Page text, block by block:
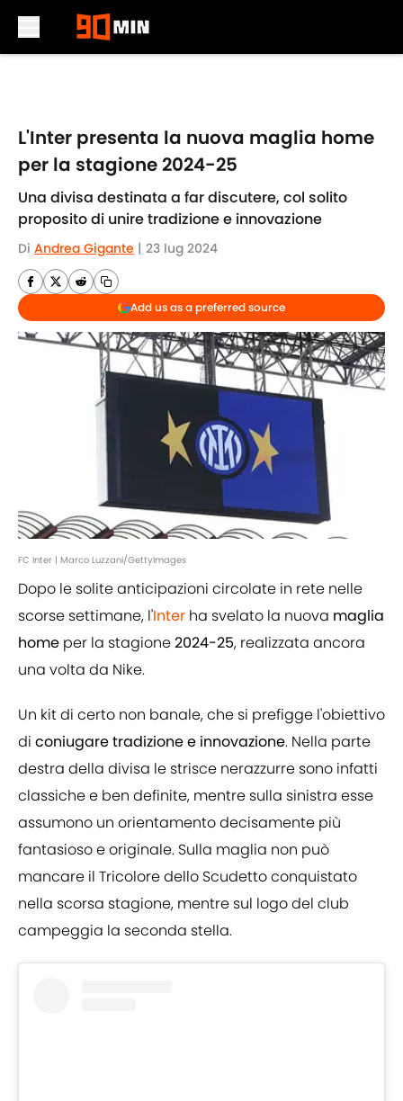
L'Inter presenta la nuova maglia home
per la stagione 2024-25
Una divisa destinata a far discutere, col solito
proposito di unire tradizione e innovazione
Di Andrea Gigante | 23 lug 2024
Add us as a preferred source
FC Inter | Marco Luzzani/GettyImages
Dopo le solite anticipazioni circolate in rete nelle
scorse settimane, l'Inter ha svelato la nuova maglia
home per la stagione2024-25, realizzata ancora
una volta da Nike.
Un kit di certo non banale, che si prefigge l'obiettivo
di coniugare tradizione e innovazione. Nella parte
destra della divisa le strisce nerazzurre sono infatti
classiche e ben definite, mentre sulla sinistra esse
assumono un orientamento decisamente più
fantasioso e originale. Sulla maglia non può
mancare il Tricolore dello Scudetto conquistato
nella scorsa stagione, mentre sul logo del club
campeggia la seconda stella.